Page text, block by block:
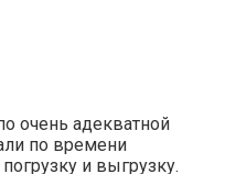
очень адекватной
по времени
и выгрузку.